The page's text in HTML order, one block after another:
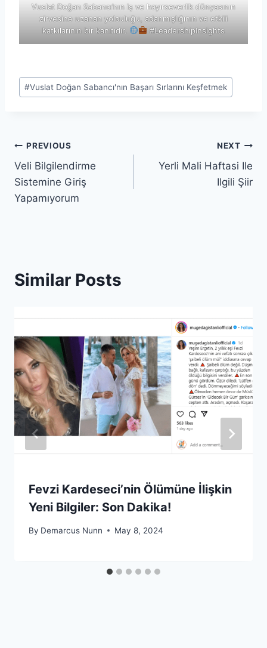
Vuslat Doğan Sabancı’nın iş ve hayırseverlik dünyasının
zirvesine uzanan yolculuğu, adanmışlığının ve etkili
katkılarının bir kanıtıdır.
#LeadershipInsights
Post
Tags:
#Vuslat Doğan Sabancı'nın Başarı Sırlarını Keşfetmek
Post
navigation
PREVIOUS
Veli Bilgilendirme
Sistemine Giriş
Yapamıyorum
NEXT
Yerli Mali Haftasi Ile
Ilgili Şiir
Similar Posts
Fevzi Kardeseci’nin Ölümüne İlişkin
Yeni Bilgiler: Son Dakika!
By Demarcus Nunn May 8, 2024